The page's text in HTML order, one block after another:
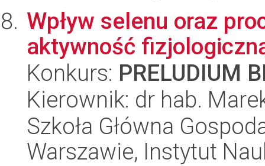
Wpływ selenu oraz
aktywność
Konkurs: PRELUDIUM
Kierownik: dr hab.
Szkoła Główna
Warszawie, Instytut